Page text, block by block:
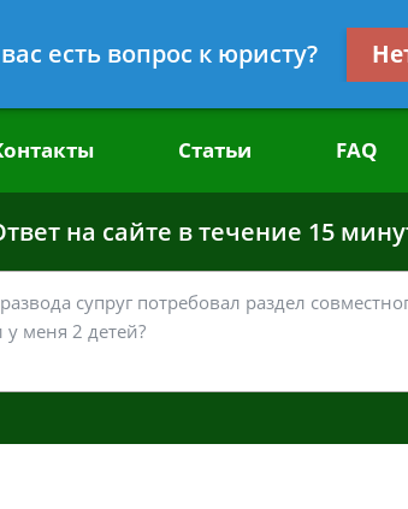
делам
Статьи FAQ
на сайте в течение 15
есть вопрос к юристу?